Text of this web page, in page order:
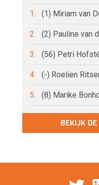
1. (1) Miriam van
2. (2) Pauline van
3. (56) Petri
4. (-) Roelien
5. (8) Marike
BEKIJK